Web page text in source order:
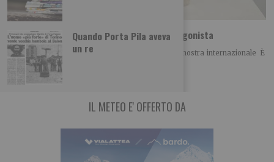
Quando Porta Pila aveva
un re
La Ceramica di Castellamonte torna protagonista
È giunta alla sua sessantacinquesima edizione la mostra internazionale È
giunta alla sua sessantacinquesima edizione la
IL METEO E' OFFERTO DA